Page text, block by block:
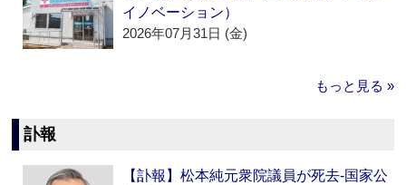
イノベーション）
2026年07月31日 (金)
もっと見る »
訃報
【訃報】松本純元衆院議員が死去‐国家公